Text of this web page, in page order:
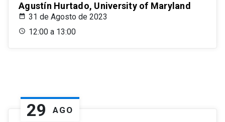
Agustín Hurtado, University of Maryland
31 de Agosto de 2023
12:00 a 13:00
29 AGO